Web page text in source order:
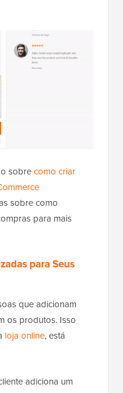
sobrecomo criar
sobre como
para mais
para Seus
que adicionam
os produtos. Isso
loja online, está
adiciona um